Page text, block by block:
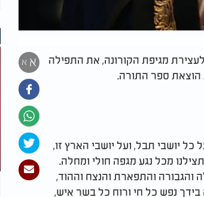
א א
מגיפת הקורונה, את התפילה
הוצאת ספר התורה.
כל יושבי תבל, ועל יושבי הארץ זו,
מכל נגע מגפה חולי ומחלה.
והתפארת והנצח וההוד,
נפש כל חי ורוח כל בשר איש,